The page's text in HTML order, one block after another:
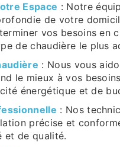
Espace : Notre
de votre
vos besoins en
de chaudière le plus
: Nous vous
le mieux à vos
énergétique et de
: Nos
précise et
et de qualité.